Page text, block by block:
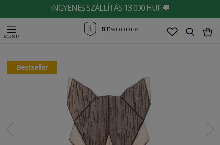
INGYENES SZÁLLÍTÁS 13 000 HUF 🚚
BEWOODEN
Bestseller